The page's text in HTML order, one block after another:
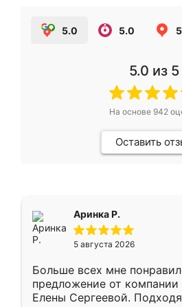
5.0 5.0
5.0 из 5
На основе 942
Оставить
Аринка Р.
5 августа 2026
Больше всех мне
предложение от компании
Елены Сергеевой.